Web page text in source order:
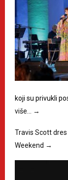
koji su privukli
više…
→
Travis Scott
Weekend →